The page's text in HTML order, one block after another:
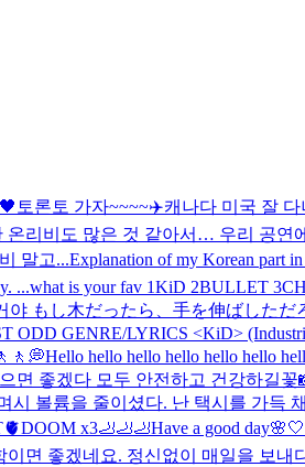
토론토 가자~~~~✈️캐나다 미국 잘
리비도 많은 것 같아서… 우리 공
말고...Explanation of my Korean part
...what is your fav 1KiD 2BULLET
もし木だったら、手を伸ばしただ
ODD GENRE/LYRICS <KiD>
Hello hello hello hello hello hello
면 좋겠다 모두 안전하고 건강하길꽃
볼륨을 줄이셨다. 난 택시를 가득
x3🦶🦶🦶Have a good day🌸🤍
면 좋겠네요. 정신없이 매일을 보